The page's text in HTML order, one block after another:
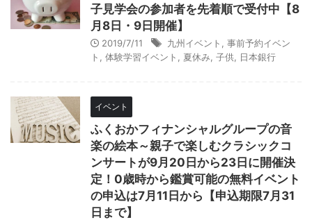
子見学会の参加者を先着順で受付中【8
月8日・9日開催】
2019/7/11 九州イベント
事前予約イベン
ト
体験学習イベント 夏休み 子供 日本銀行
イベント
ふくおかフィナンシャルグループの音
楽の絵本～親子で楽しむクラシックコ
ンサートが9月20日から23日に開催決
定！0歳時から鑑賞可能の無料イベント
の申込は7月11日から【申込期限7月31
日まで】